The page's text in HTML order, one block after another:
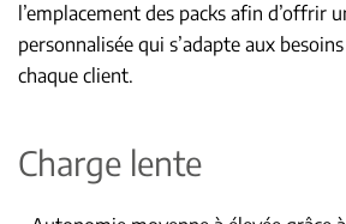
l’emplacement des packs afin d’offrir
personnalisée qui s’adapte aux
chaque client.
Charge lente